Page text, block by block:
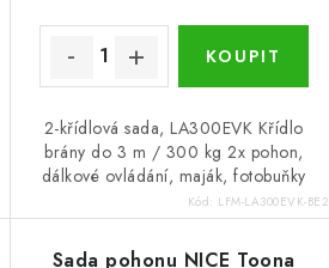
2-křídlová sada, LA300EVK Křídlo
brány do 3 m / 300 kg 2x pohon,
dálkové ovládání, maják, fotobuňky
Kód: LFM-LA300EVK-BE2
Sada pohonu NICE Toona